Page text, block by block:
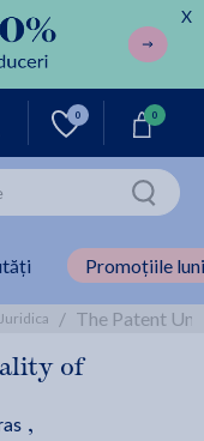
X
0 0
Promoțiile
/ The Patent
of
,